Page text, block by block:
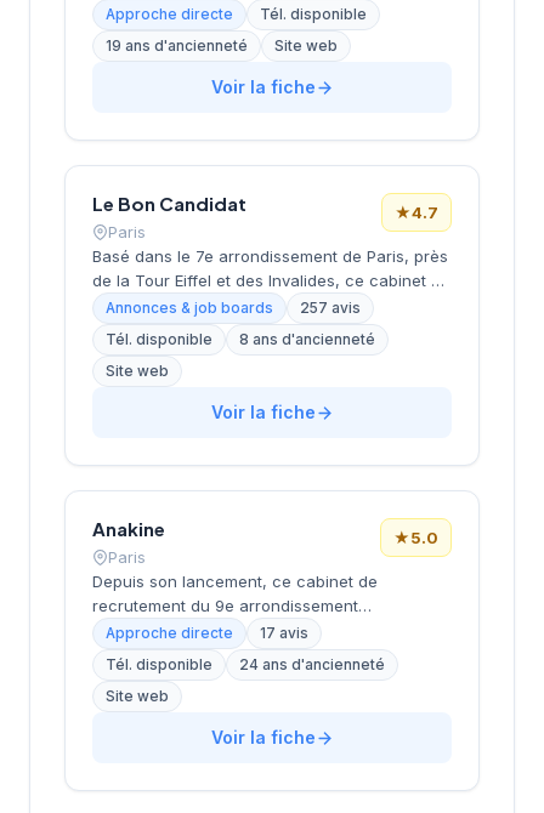
conseil en ressources humaines, le
recrutement de cadres et dirigeants, le
coaching et l'outplacement. Situé au 16 rue de
Monceau dans le 8e arrondissement de Paris,
Approche directe
Tél. disponible
19 ans d'ancienneté
Site web
Voir la fiche
Le Bon Candidat
Paris
★4.7
Basé dans le 7e arrondissement de Paris, près
de la Tour Eiffel et des Invalides, ce cabinet de
recrutement bénéficie d'une localisation
prestigieuse au cœur de la capitale. Installé
rue de Bellechasse, il accompagne les
entreprises dans leurs recrutements avec une
approche personnalisée. La structure affiche
une excellente réputation auprès de sa
prestations de conseil en recrutement.
Annonces & job boards
257 avis
Tél. disponible
8 ans d'ancienneté
Site web
Voir la fiche
Anakine
Paris
★5.0
Depuis son lancement, ce cabinet de
recrutement du 9e arrondissement
accompagne les entreprises dans leurs
recherches de talents, avec une approche
centrée sur les métiers du digital et de la tech.
Basée rue de Clichy dans le quartier Opéra-
Grands Boulevards, la structure développe
une expertise particulière sur les profils
Approche directe
17 avis
Tél. disponible
24 ans d'ancienneté
Site web
Voir la fiche